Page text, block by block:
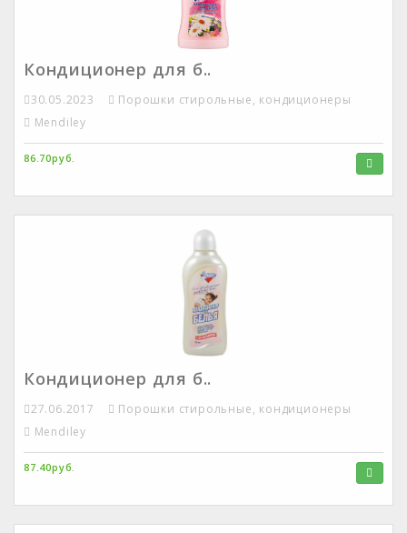
Кондиционер для б..
30.05.2023
Порошки стирольные, кондиционеры
Mendiley
86.70руб.
Кондиционер для б..
27.06.2017
Порошки стирольные, кондиционеры
Mendiley
87.40руб.